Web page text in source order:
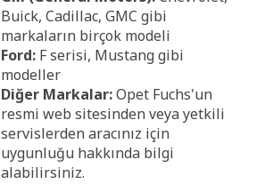
Buick, Cadillac, GMC gibi
markaların birçok modeli
Ford: F serisi, Mustang gibi
modeller
Diğer Markalar:Opet Fuchs'un
resmi web sitesinden veya yetkili
servislerden aracınız için
uygunluğu hakkında bilgi
alabilirsiniz.